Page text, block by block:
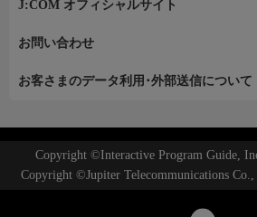
J:COM オフィシャルサイト
お問い合わせ
お客さまのデータ利用･外部送信について
Copyright ©Interactive Program Guide,
Copyright ©Jupiter Telecommunications Co.,